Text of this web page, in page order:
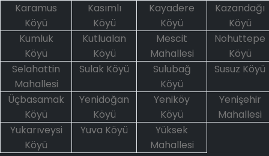
Karamus
Köyü
Kasımlı
Köyü
Kayadere
Köyü
Kazandağı
Köyü
Kumluk
Köyü
Kutlualan
Köyü
Mescit
Mahallesi
Nohuttepe
Köyü
Selahattin
Mahallesi
Sulak Köyü
Sulubağ
Köyü
Susuz Köyü
Üçbasamak
Köyü
Yenidoğan
Köyü
Yeniköy
Köyü
Yenişehir
Mahallesi
Yukarıveysi
Köyü
Yuva Köyü
Yüksek
Mahallesi